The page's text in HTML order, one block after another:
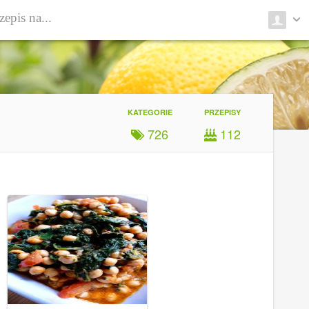
PRZEPISY
112
KATEGORIE
726